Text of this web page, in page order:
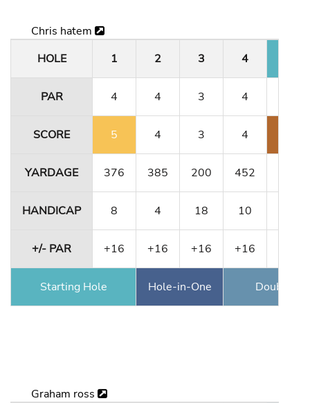
Chris hatem
HOLE
1 2 3 4
PAR 4 4 3 4
SCORE 5 4 3 4
YARDAGE 376 385 200 452
HANDICAP 8 4 18 10
+/- PAR +16 +16 +16 +16
Starting Hole Hole-in-One Double
Graham ross